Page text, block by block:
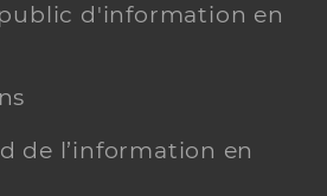
public d'information en
de l’information en